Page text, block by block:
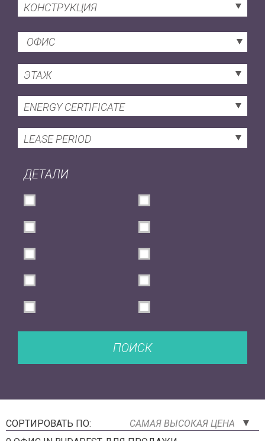
КОНСТРУКЦИЯ
ОФИС
ЭТАЖ
ENERGY CERTIFICATE
LEASE PERIOD
ДЕТАЛИ
ПОИСК
СОРТИРОВАТЬ ПО:
САМАЯ ВЫСОКАЯ ЦЕНА